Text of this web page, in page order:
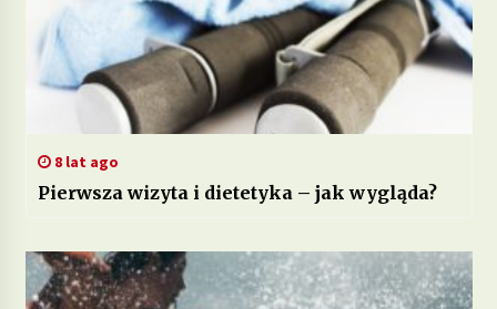
8 lat ago
Pierwsza wizyta i dietetyka – jak wygląda?